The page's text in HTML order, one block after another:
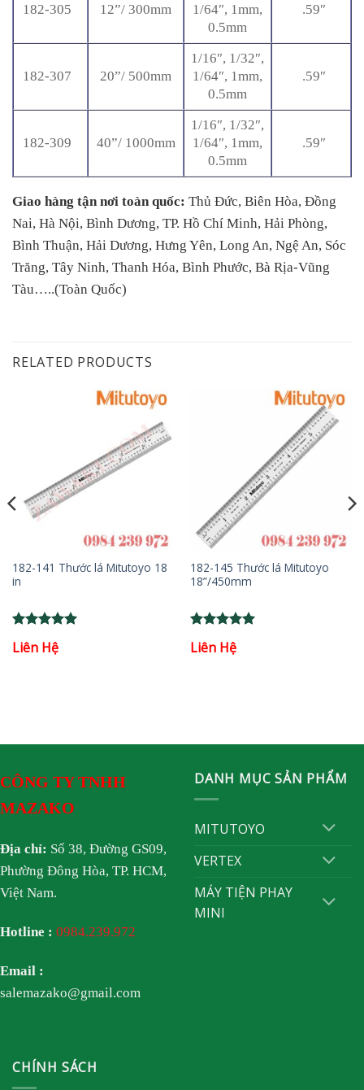
182-305 12”/ 300mm
1/64″, 1mm,
0.5mm
.59″
182-307 20”/ 500mm
1/16″, 1/32″,
1/64″, 1mm,
0.5mm
.59″
182-309 40”/ 1000mm
1/16″, 1/32″,
1/64″, 1mm,
0.5mm
.59″
Giao hàng tận nơi toàn quốc: Thủ Đức, Biên Hòa, Đồng
Nai, Hà Nội, Bình Dương, TP. Hồ Chí Minh, Hải Phòng,
Bình Thuận, Hải Dương, Hưng Yên, Long An, Ngệ An, Sóc
Trăng, Tây Ninh, Thanh Hóa, Bình Phước, Bà Rịa-Vũng
Tàu…..(Toàn Quốc)
RELATED PRODUCTS
182-141 Thước lá Mitutoyo 18
in
out of 5
Liên Hệ
182-145 Thước lá Mitutoyo
18”/450mm
out of 5
Liên Hệ
CÔNG TY TNHH
MAZAKO
Địa chỉ: Số 38, Đường GS09,
Phường Đông Hòa, TP. HCM,
Việt Nam.
Hotline : 0984.239.972
Email :
salemazako@gmail.com
DANH MỤC SẢN PHẨM
MITUTOYO
VERTEX
MÁY TIỆN PHAY
MINI
CHÍNH SÁCH